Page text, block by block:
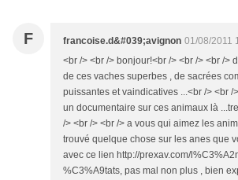
F francoise.d&#039;avignon 01/08/2011
<br /> <br /> bonjour!<br /> <br /> <br />
de ces vaches superbes , de sacrées
puissantes et vaindicatives ...<br /> <br /
un documentaire sur ces animaux là
/> <br /> <br /> a vous qui aimez les
trouvé quelque chose sur les anes que
avec ce lien http://prexav.com/
%C3%A9tats, pas mal non plus , bien